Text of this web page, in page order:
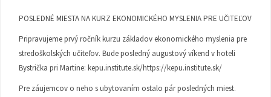
POSLEDNÉ MIESTA NA KURZ EKONOMICKÉHO MYSLENIA PRE UČITEĽOV
Pripravujeme prvý ročník kurzu základov ekonomického myslenia pre
stredoškolských učiteľov. Bude posledný augustový víkend v hoteli
Bystrička pri Martine: kepu.institute.sk/https://kepu.institute.sk/
Pre záujemcov o neho s ubytovaním ostalo pár posledných miest.